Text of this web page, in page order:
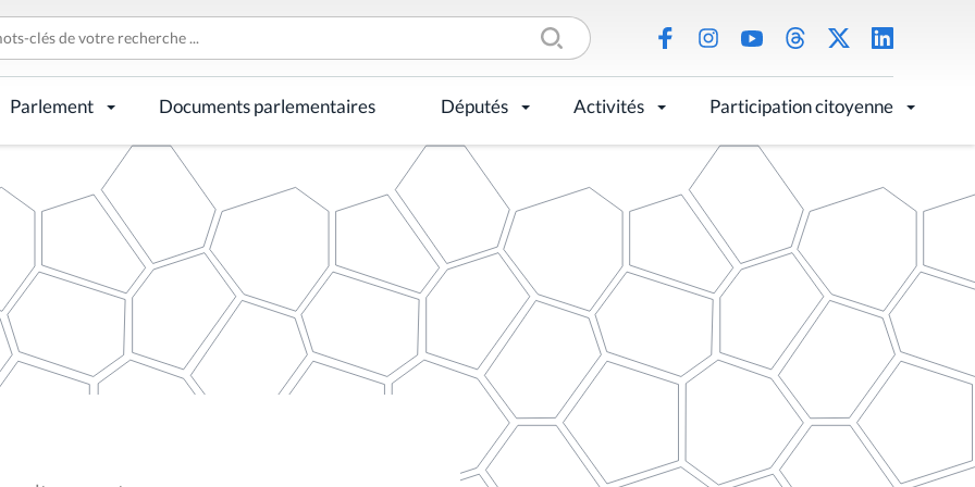
Parlement Documents parlementaires Députés Activités Participation citoyenne